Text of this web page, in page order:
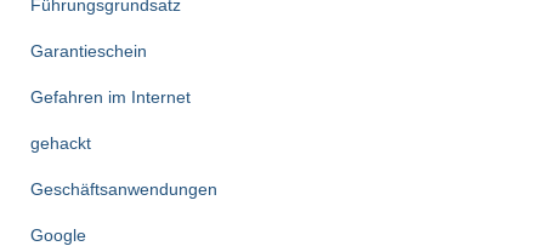
Führungsgrundsatz
Garantieschein
Gefahren im Internet
gehackt
Geschäftsanwendungen
Google